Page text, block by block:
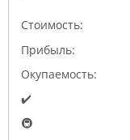
Стоимость:
Прибыль:
Окупаемость:
✔️
🚇